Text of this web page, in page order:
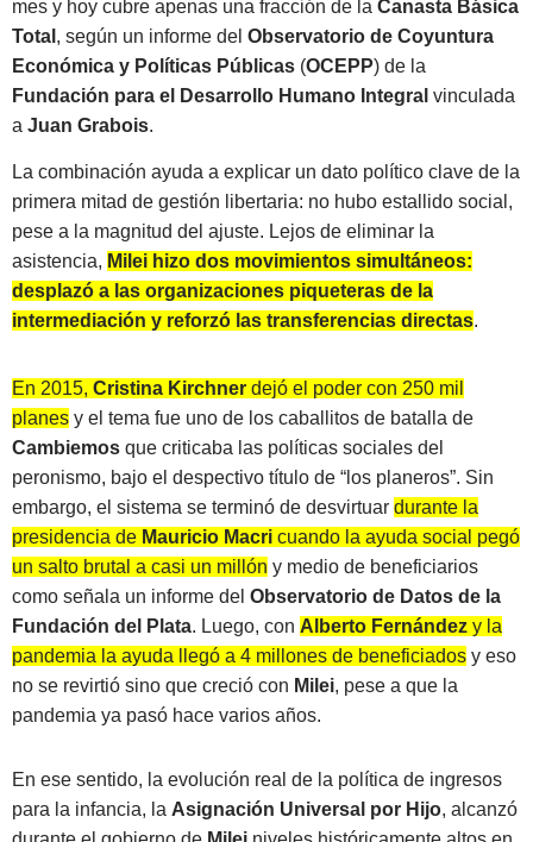
mes y hoy cubre apenas una fracción de la Canasta Básica
Total , según un informe del Observatorio de Coyuntura
Económica y Políticas Públicas (OCEPP) de la
Fundación para el Desarrollo Humano Integral vinculada
a Juan Grabois.
La combinación ayuda a explicar un dato político clave de la
primera mitad de gestión libertaria: no hubo estallido social,
pese a la magnitud del ajuste. Lejos de eliminar la
asistencia, Milei hizo dos movimientos simultáneos:
desplazó a las organizaciones piqueteras de la
intermediación y reforzó las transferencias directas.
En 2015, Cristina Kirchner dejó el poder con 250 mil
planes y el tema fue uno de los caballitos de batalla de
Cambiemos que criticaba las políticas sociales del
peronismo, bajo el despectivo título de “los planeros”. Sin
embargo, el sistema se terminó de desvirtuar durante la
presidencia de Mauricio Macri cuando la ayuda social pegó
un salto brutal a casi un millón y medio de beneficiarios
como señala un informe del Observatorio de Datos de la
Fundación del Plata. Luego, con Alberto Fernández y la
pandemia la ayuda llegó a 4 millones de beneficiados y eso
no se revirtió sino que creció con Milei, pese a que la
pandemia ya pasó hace varios años.
En ese sentido, la evolución real de la política de ingresos
para la infancia, la Asignación Universal por Hijo, alcanzó